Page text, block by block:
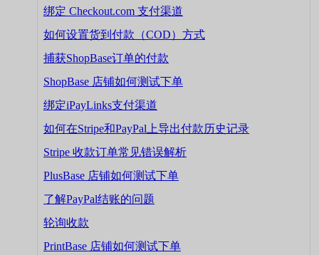
绑定 Checkout.com 支付渠道
如何设置货到付款（COD）方式
捕获ShopBase订单的付款
ShopBase 店铺如何测试下单
绑定iPayLinks支付渠道
如何在Stripe和PayPal上导出付款历史记录
Stripe 收款订单常见错误解析
PlusBase 店铺如何测试下单
了解PayPal结账的问题
轮询收款
PrintBase 店铺如何测试下单